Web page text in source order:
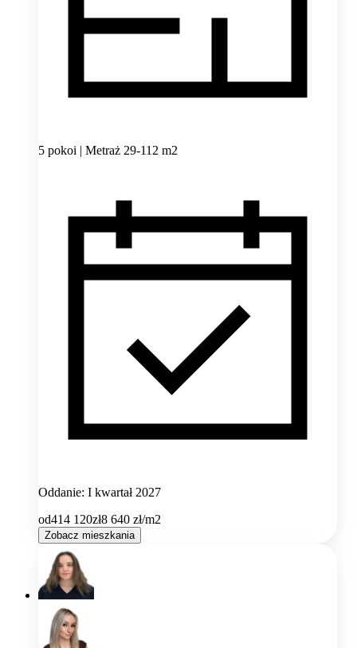
5 pokoi | Metraż 29-112 m2
Oddanie: I kwartał 2027
od414 120zł8 640 zł/m2
Zobacz mieszkania